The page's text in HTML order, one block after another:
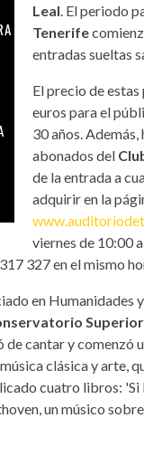
Leal . El periodo
Tenerife
entradas sueltas
El precio de
euros para el
30 años.
abonados del
de la entrada a
adquirir en la
viernes de 10:00
327 en el mismo
en Humanidades
cantar y comenzó
clásica y arte,
cuatro libros: 'Si
un músico